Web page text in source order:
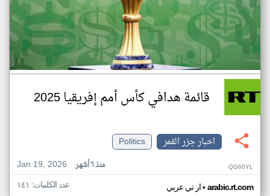
قائمة هدافي كأس أمم إفريقيا 2025
اخبار جزر القمر
Politics
Jan 19, 2026
منذ ٦ أشهر QG60YL
ار تي عربي• arabic.rt.com عدد الكلمات: ١٤١